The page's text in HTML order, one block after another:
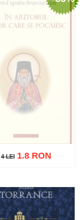
Stoc epuizat
4 LEI 1.8 RON